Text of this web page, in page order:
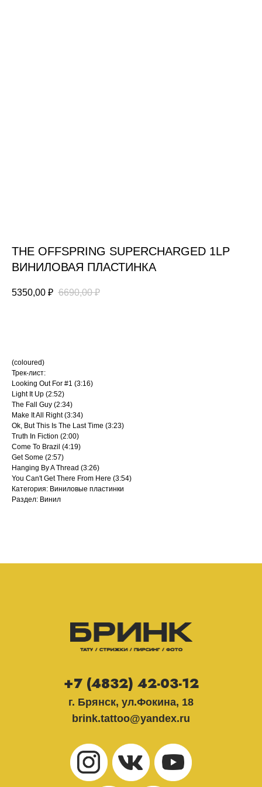
THE OFFSPRING SUPERCHARGED 1LP
ВИНИЛОВАЯ ПЛАСТИНКА
5350,00 ₽ 6690,00 ₽
(coloured)
Трек-лист:
Looking Out For #1 (3:16)
Light It Up (2:52)
The Fall Guy (2:34)
Make It All Right (3:34)
Ok, But This Is The Last Time (3:23)
Truth In Fiction (2:00)
Come To Brazil (4:19)
Get Some (2:57)
Hanging By A Thread (3:26)
You Can't Get There From Here (3:54)
Категория: Виниловые пластинки
Раздел: Винил
г. Брянск, ул.Фокина, 18
brink.tattoo@yandex.ru
+7 (4832) 42-03-12